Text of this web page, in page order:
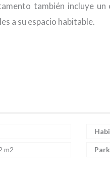
también incluye
a su espacio habitable.
m2